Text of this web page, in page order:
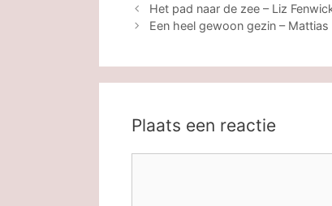
Het pad naar de zee – Liz
Een heel gewoon gezin –
Plaats een reactie